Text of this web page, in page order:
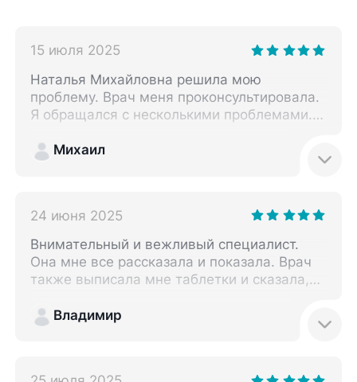
15 июля 2025
Наталья Михайловна решила мою
проблему. Врач меня проконсультировала.
Я обращался с несколькими проблемами.
рекомендации по следующим шагам.
Михаил
24 июня 2025
Внимательный и вежливый специалист.
Она мне все рассказала и показала. Врач
также выписала мне таблетки и сказала,
прием.
Владимир